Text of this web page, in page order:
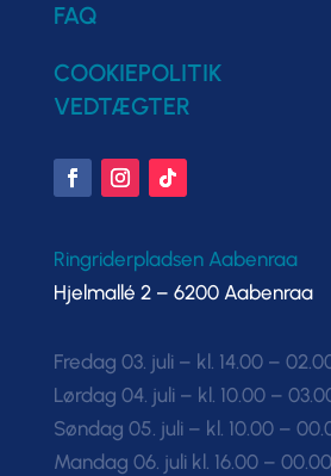
FAQ
COOKIEPOLITIK
VEDTÆGTER
Ringriderpladsen Aabenraa
Hjelmallé 2 – 6200 Aabenraa
Fredag 03. juli – kl. 14.00 –
Lørdag 04. juli – kl. 10.00 –
Søndag 05. juli – kl. 10.00 –
Mandag 06. juli kl. 16.00 – 00.00